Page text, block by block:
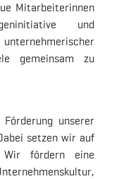
Mitarbeiterinnen
und
gemeinsam zu
unserer
setzen wir auf
Wir fördern eine